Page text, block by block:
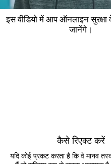
इस वीडियो में आप ऑनलाइन
जानेंगे।
कैसे रिएक्ट करें
यदि कोई प्रकट करता है कि वे मानव